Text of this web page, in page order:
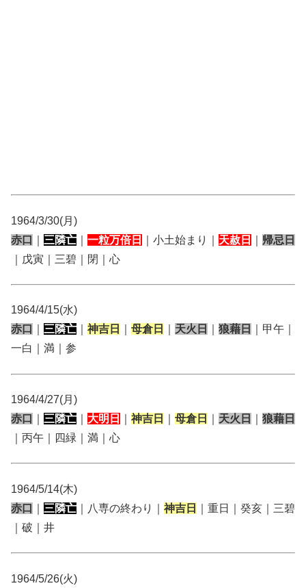
1964/3/30(月)
赤口
三隣亡 一粒万倍日 ｜小土始まり｜ 天赦日
帰忌日
｜戊寅｜三碧｜閉｜心
1964/4/15(水)
赤口
三隣亡 神吉日 母倉日 天火日 狼藉日
｜甲午｜
一白｜満｜参
1964/4/27(月)
赤口
三隣亡 大明日 神吉日 母倉日 天火日
狼藉日
｜丙午｜四緑｜満｜心
1964/5/14(木)
赤口
三隣亡 ｜八専の終わり｜ 神吉日
｜重日｜癸亥｜三碧
｜破｜井
1964/5/26(火)